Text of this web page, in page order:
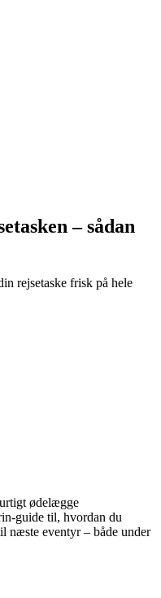
– sådan
rejsetaske frisk på hele
ødelægge
guide til, hvordan du
næste eventyr – både under